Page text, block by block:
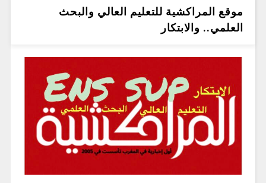
موقع المراكشية للتعليم العالي والبحث
العلمي.. والابتكار